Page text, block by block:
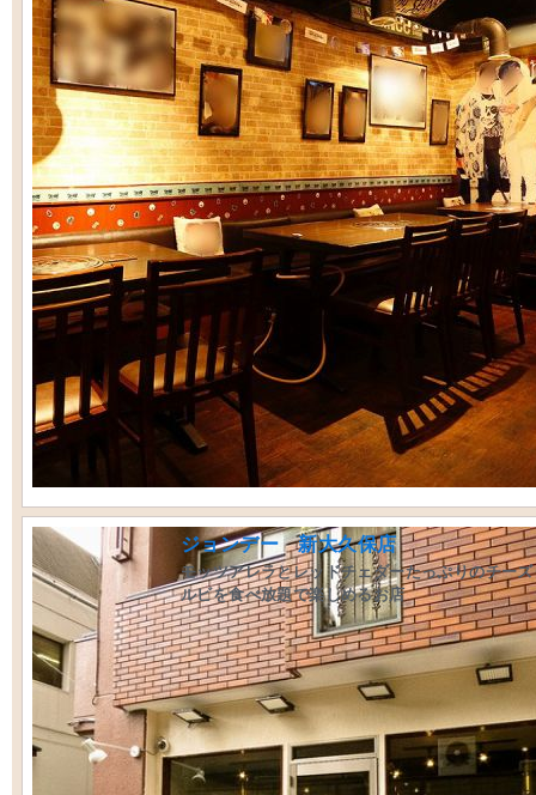
ジョンデー 新大久保店
モッツアレラとレッドチェダーたっぷりのチー
ルビを食べ放題で楽しめるお店